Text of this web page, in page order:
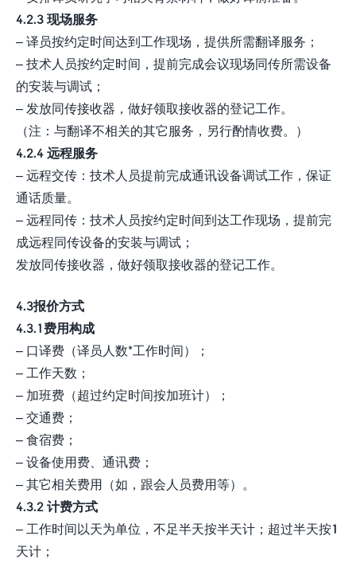
4.2.3 现场服务
– 译员按约定时间达到工作现场，提供所需翻译服务；
– 技术人员按约定时间，提前完成会议现场同传所需设备
的安装与调试；
– 发放同传接收器，做好领取接收器的登记工作。
（注：与翻译不相关的其它服务，另行酌情收费。）
4.2.4 远程服务
– 远程交传：技术人员提前完成通讯设备调试工作，保证
通话质量。
– 远程同传：技术人员按约定时间到达工作现场，提前完
成远程同传设备的安装与调试；
发放同传接收器，做好领取接收器的登记工作。
4.3报价方式
4.3.1费用构成
– 口译费（译员人数*工作时间）；
– 工作天数；
– 加班费（超过约定时间按加班计）；
– 交通费；
– 食宿费；
– 设备使用费、通讯费；
– 其它相关费用（如，跟会人员费用等）。
4.3.2 计费方式
– 工作时间以天为单位，不足半天按半天计；超过半天按1
天计；